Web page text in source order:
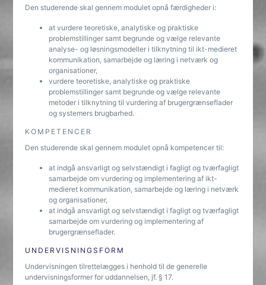
Den studerende skal gennem modulet opnå færdigheder i:
at vurdere teoretiske, analytiske og praktiske
problemstillinger samt begrunde og vælge relevante
analyse- og løsningsmodeller i tilknytning til ikt-medieret
kommunikation, samarbejde og læring i netværk og
organisationer,
vurdere teoretiske, analytiske og praktiske
problemstillinger samt begrunde og vælge relevante
metoder i tilknytning til vurdering af brugergrænseflader
og systemers brugbarhed.
KOMPETENCER
Den studerende skal gennem modulet opnå kompetencer til:
at indgå ansvarligt og selvstændigt i fagligt og tværfagligt
samarbejde om vurdering og implementering af ikt-
medieret kommunikation, samarbejde og læring i netværk
og organisationer,
at indgå ansvarligt og selvstændigt i fagligt og tværfagligt
samarbejde om vurdering og implementering af
brugergrænseflader.
UNDERVISNINGSFORM
Undervisningen tilrettelægges i henhold til de generelle
undervisningsformer for uddannelsen, jf. § 17.